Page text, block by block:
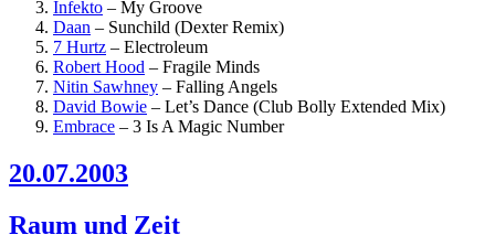
Infekto – My Groove
Daan – Sunchild (Dexter Remix)
7 Hurtz – Electroleum
Robert Hood – Fragile Minds
Nitin Sawhney – Falling Angels
David Bowie – Let’s Dance (Club Bolly Extended Mix)
Embrace – 3 Is A Magic Number
20.07.2003
Raum und Zeit